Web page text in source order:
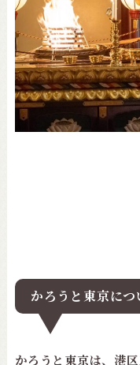
かろうと東京につ
かろうと東京は、港